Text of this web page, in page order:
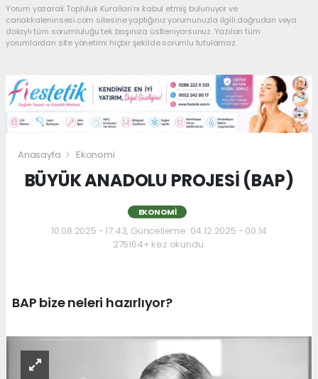
Yorum yazarak Topluluk Kuralları’nı kabul etmiş bulunuyor ve
canakkaleninsesi.com sitesine yaptığınız yorumunuzla ilgili doğrudan veya
dolaylı tüm sorumluluğu tek başınıza üstleniyorsunuz. Yazılan tüm
yorumlardan site yönetimi hiçbir şekilde sorumlu tutulamaz.
Anasayfa Ekonomi
BÜYÜK ANADOLU PROJESİ (BAP)
EKONOMI
10.08.2025 - 17:43, Güncelleme: 04.12.2025 - 00:14
275164+ kez okundu.
BAP bize neleri hazırlıyor?